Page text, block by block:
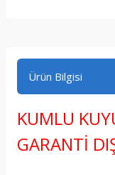
Ürün Bilgisi
KUMLU
GARANTİ